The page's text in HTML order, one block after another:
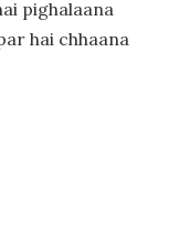
pighalaana
hai chhaana